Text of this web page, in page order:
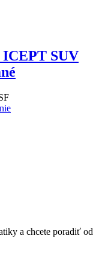
SUV
a chcete poradiť od